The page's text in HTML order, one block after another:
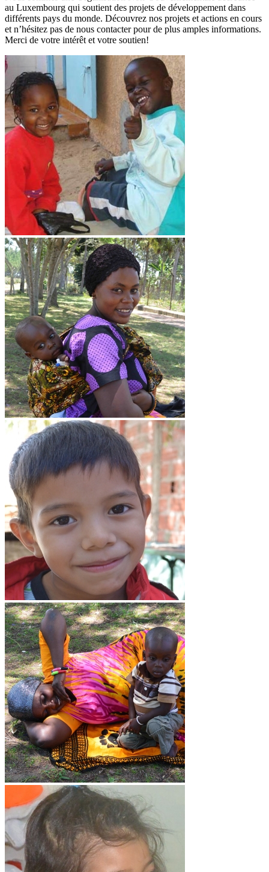
au Luxembourg qui soutient des projets de développement dans
différents pays du monde. Découvrez nos projets et actions en cours
et n’hésitez pas de nous contacter pour de plus amples informations.
Merci de votre intérêt et votre soutien!